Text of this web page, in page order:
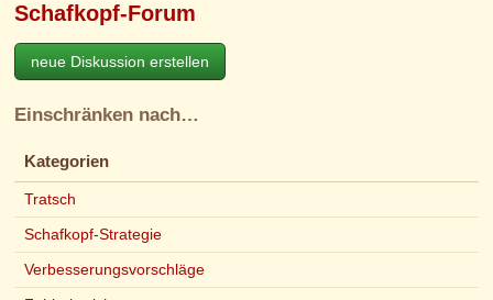
Schafkopf-Forum
neue Diskussion erstellen
Einschränken nach…
Kategorien
Tratsch
Schafkopf-Strategie
Verbesserungsvorschläge